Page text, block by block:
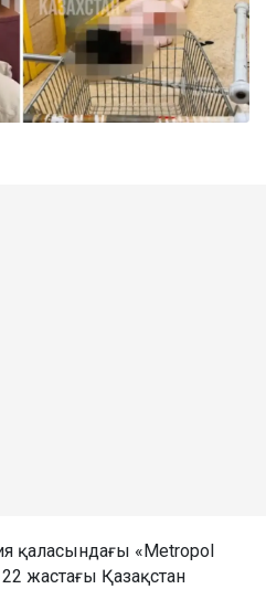
қаласындағы «Metropol
жастағы Қазақстан